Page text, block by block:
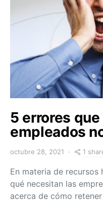
5 errores
empleados
octubre 28, 2021 1
En materia de recursos
qué necesitan las
acerca de cómo